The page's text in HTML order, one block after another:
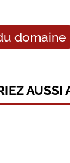
domaine
AUSSI